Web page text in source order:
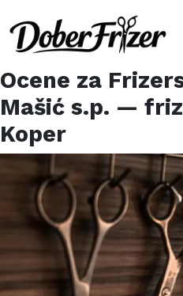
Ocene za
Mašić s.p. —
Koper